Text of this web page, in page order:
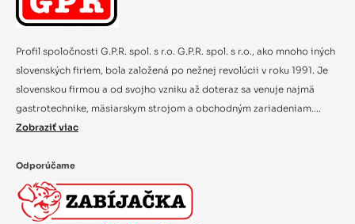
Profil spoločnosti G.P.R. spol. s r.o. G.P.R. spol. s r.o., ako mnoho iných
slovenských firiem, bola založená po nežnej revolúcii v roku 1991. Je
slovenskou firmou a od svojho vzniku až doteraz sa venuje najmä
gastrotechnike, mäsiarskym strojom a obchodným zariadeniam....
Zobraziť viac
Odporúčame